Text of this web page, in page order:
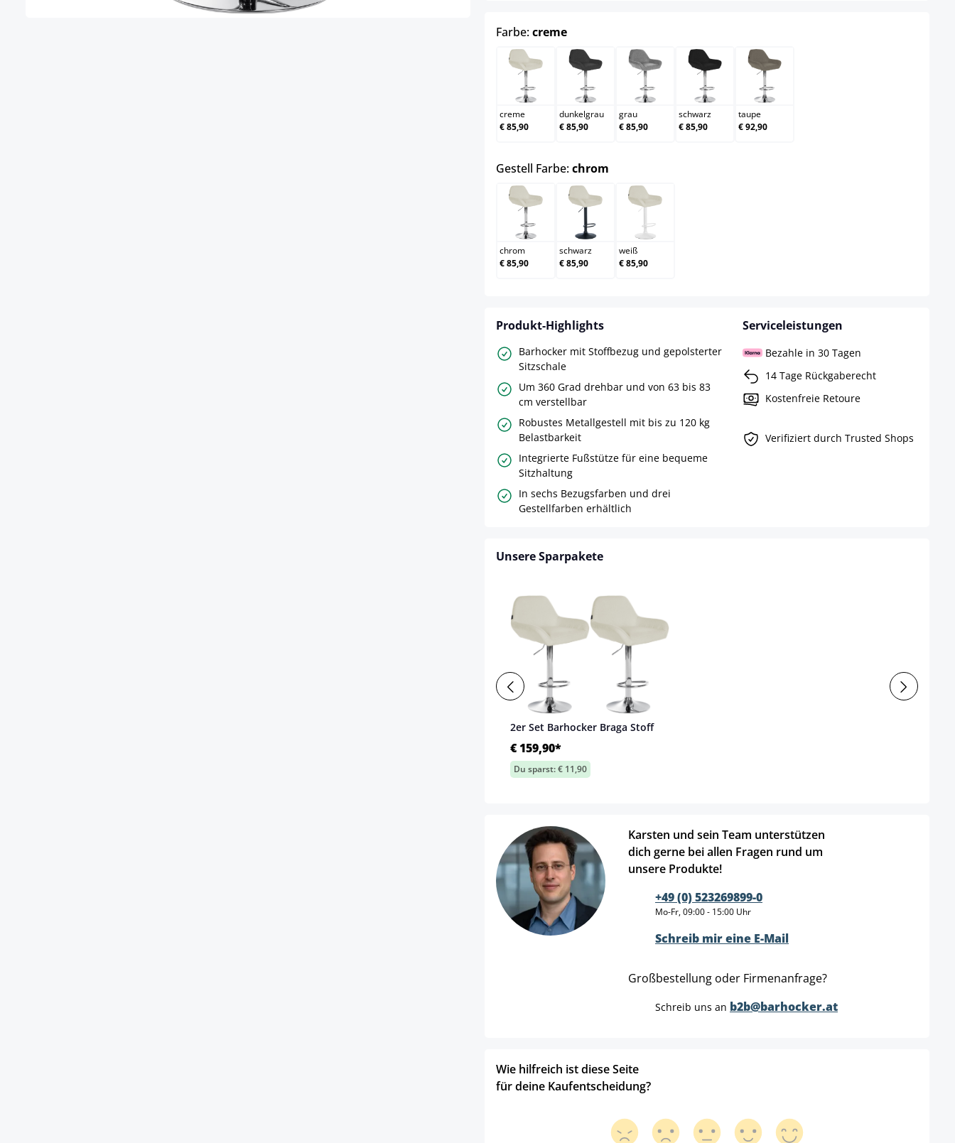
Farbe:cremeauswählen
creme
creme
€ 85,90
dunkelgrau
dunkelgrau
€ 85,90
grau
grau
€ 85,90
schwarz
schwarz
€ 85,90
taupe
taupe
€ 92,90
Gestell Farbe:chrom
chrom
chrom
€ 85,90
schwarz
schwarz
€ 85,90
weiß
weiß
€ 85,90
Produkt-Highlights
Barhocker mit Stoffbezug und gepolsterter
Sitzschale
Um 360 Grad drehbar und von 63 bis 83
cm verstellbar
Robustes Metallgestell mit bis zu 120 kg
Belastbarkeit
Integrierte Fußstütze für eine bequeme
Sitzhaltung
In sechs Bezugsfarben und drei
Gestellfarben erhältlich
Serviceleistungen
Bezahle in 30 Tagen
14 Tage Rückgaberecht
Kostenfreie Retoure
Verifiziert durch Trusted Shops
Unsere Sparpakete
2er Set Barhocker Braga Stoff
€ 159,90*
Du sparst: € 11,90
Karsten und sein Team unterstützen
dich gerne bei allen Fragen rund um
unsere Produkte!
+49 (0) 523269899-0
Mo-Fr, 09:00 - 15:00 Uhr
Schreib mir eine E-Mail
Großbestellung oder Firmenanfrage?
Schreib uns an b2b@barhocker.at
Wie hilfreich ist diese Seite
für deine Kaufentscheidung?